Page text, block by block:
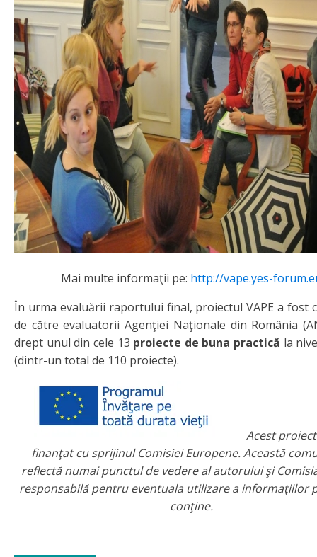
Mai multe informaţii pe: http://vape.yes-
În urma evaluării raportului final, proiectul VAPE a fost
de către evaluatorii Agenţiei Naţionale din România
drept unul din cele 13 proiecte de buna practică la
(dintr-un total de 110 proiecte).
Acest
finanţat cu sprijinul Comisiei Europene. Această
reflectă numai punctul de vedere al autorului şi
responsabilă pentru eventuala utilizare a informaţiilor
conţine.